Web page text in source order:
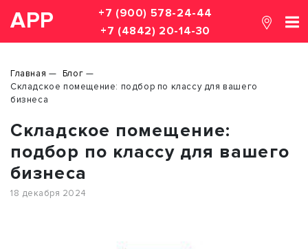
АРР
+7 (900) 578-24-44
+7 (4842) 20-14-30
Главная
Блог
Складское помещение: подбор по классу для вашего
бизнеса
Складское помещение:
подбор по классу для вашего
бизнеса
18 декабря 2024